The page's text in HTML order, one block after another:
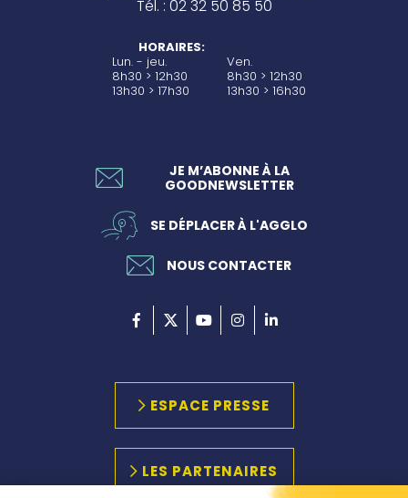
Tél. : 02 32 50 85 50
HORAIRES:
Lun. - jeu.
8h30 > 12h30
13h30 > 17h30
Ven.
8h30 > 12h30
13h30 > 16h30
JE M’ABONNE À LA
GOODNEWSLETTER
SE DÉPLACER À L'AGGLO
NOUS CONTACTER
ESPACE PRESSE
LES PARTENAIRES